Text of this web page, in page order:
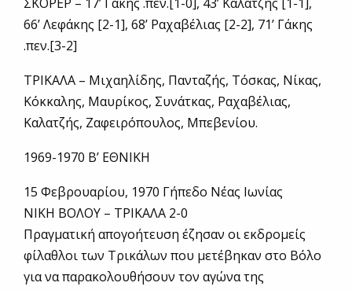
66’ Λεφάκης [2-1], 68’ Ραχαβέλιας [2-2], 71’ Γάκης
.πεν.[3-2]
ΤΡΙΚΑΛΑ – Μιχαηλίδης, Πανταζής, Τόσκας, Νίκας,
Κόκκαλης, Μαυρίκος, Συνάτκας, Ραχαβέλιας,
Καλατζής, Ζαφειρόπουλος, Μπεβενίου.
1969-1970 Β’ ΕΘΝΙΚΗ
15 Φεβρουαρίου, 1970 Γήπεδο Νέας Ιωνίας
ΝΙΚΗ ΒΟΛΟΥ – ΤΡΙΚΑΛΑ 2-0
Πραγματική απογοήτευση έζησαν οι εκδρομείς
φίλαθλοι των Τρικάλων που μετέβηκαν στο Βόλο
για να παρακολουθήσουν τον αγώνα της